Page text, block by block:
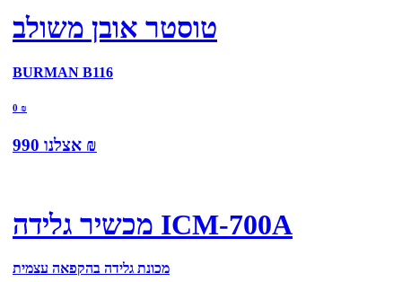
טוסטר אובן משולב
BURMAN B116
0 ₪
אצלנו 990 ₪
מכשיר גלידה ICM-700A
מכונת גלידה בהקפאה עצמית